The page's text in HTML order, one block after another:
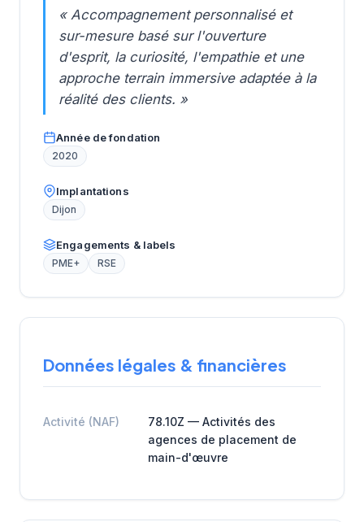
« Accompagnement personnalisé et
sur-mesure basé sur l'ouverture
d'esprit, la curiosité, l'empathie et une
approche terrain immersive adaptée à la
réalité des clients. »
Année de fondation
2020
Implantations
Dijon
Engagements & labels
PME+ RSE
Données légales & financières
Activité (NAF)
78.10Z — Activités des
agences de placement de
main-d'œuvre